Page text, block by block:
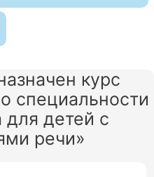
курс
специальности
для детей с
речи»